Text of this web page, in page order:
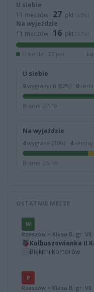
U siebie
11 meczów · 27 pkt (63%)
Na wyjeździe
11 meczów · 16 pkt (37%)
U siebie · 27 pkt
U siebie
9wygranych (82%) · 0
Bramki 37-10
Na wyjeździe
4wygrane (36%) · 4remisy
Bramki 25-16
OSTATNIE MECZE
W
Rzeszów > Klasa B, gr. VII
Kolbuszowianka II
Błękitni Komorów
P
Rzeszów > Klasa B, gr. VII